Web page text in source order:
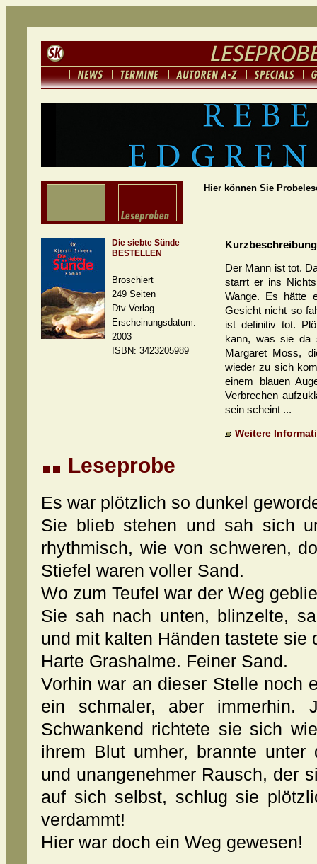
Hier können Sie
Die siebte Sünde
BESTELLEN
Broschiert
249 Seiten
Dtv Verlag
Erscheinungsdatum:
2003
ISBN: 3423205989
Kurzbeschreibung
Der Mann ist tot.
starrt er ins
Wange. Es hätte
Gesicht nicht so
ist definitiv tot.
kann, was sie da
Margaret Moss,
wieder zu sich
einem blauen
Verbrechen
sein scheint ...
Weitere
Leseprobe
Es war plötzlich so dunkel
Sie blieb stehen und sah sich
rhythmisch, wie von schweren,
Stiefel waren voller Sand.
Wo zum Teufel war der Weg
Sie sah nach unten, blinzelte,
und mit kalten Händen tastete sie
Harte Grashalme. Feiner Sand.
Vorhin war an dieser Stelle noch
ein schmaler, aber immerhin.
Schwankend richtete sie sich
ihrem Blut umher, brannte unter
und unangenehmer Rausch, der
auf sich selbst, schlug sie
verdammt!
Hier war doch ein Weg gewesen!